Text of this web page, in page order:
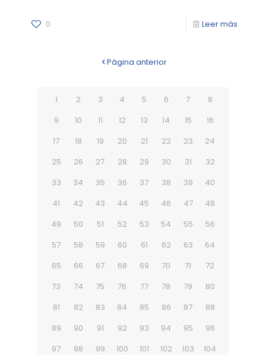
0 Leer más
Página anterior
1 2 3 4 5 6 7
8
9
10 11 12 13 14 15
16
17
18 19 20 21 22 23
24
25
26 27 28 29 30 31
32
33
34 35 36 37 38 39
40
41
42 43 44 45 46 47
48
49
50 51 52 53 54 55
56
57
58 59 60 61 62 63
64
65
66 67 68 69 70 71
72
73
74 75 76 77 78 79
80
81
82 83 84 85 86 87
88
89
90 91 92 93 94 95
96
97
98 99 100 101 102 103
104